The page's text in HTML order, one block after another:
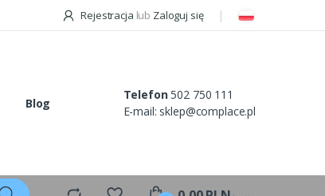
Rejestracja lub Zaloguj się
Blog
Telefon 502 750 111
E-mail: sklep@complace.pl